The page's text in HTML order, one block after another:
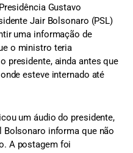
Gustavo
Jair Bolsonaro (PSL)
uma informação de
o ministro teria
presidente, ainda antes que
esteve internado até
um áudio do presidente,
informa que não
A postagem foi